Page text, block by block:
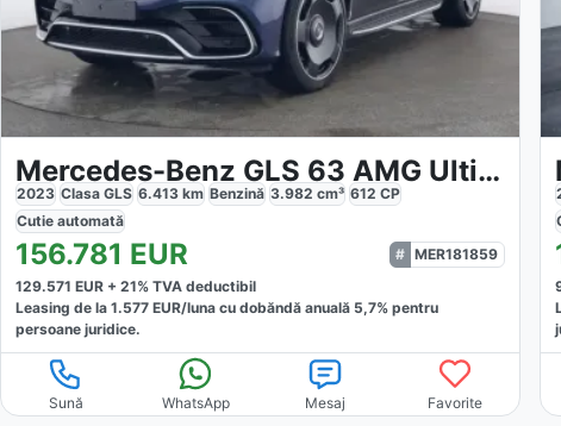
Mercedes-Benz GLS 63 AMG Ultimate
2023 Clasa GLS 6.413 km Benzină 3.982 cm³ 612 CP
Cutie automată
156.781 EUR
MER181859
129.571 EUR + 21% TVA deductibil
Leasing de la 1.577 EUR/luna cu dobăndă anuală 5,7% pentru
persoane juridice.
Sună WhatsApp Mesaj Favorite